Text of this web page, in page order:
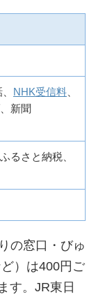
NHK受信料
新聞
るさと納税、
の窓口・びゅ
）は400円ご
す。JR東日